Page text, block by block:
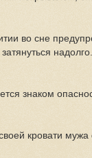
во сне
надолго.
знаком
кровати